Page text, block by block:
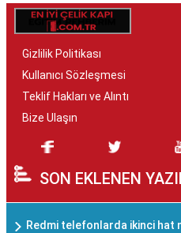
Gizlilik Politikası
Kullanıcı Sözleşmesi
Teklif Hakları ve Alıntı
Bize Ulaşın
SON EKLENEN
Redmi telefonlarda ikinci hat